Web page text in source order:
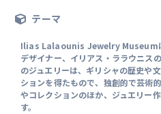
テーマ
Ilias Lalaounis Jewelry Museumは
デザイナー、イリアス・ララウニス
のジュエリーは、ギリシャの歴史や
ションを得たもので、独創的で芸術
やコレクションのほか、ジュエリー
す。